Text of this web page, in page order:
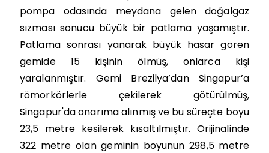
pompa odasında meydana gelen doğalgaz
sızması sonucu büyük bir patlama yaşamıştır.
Patlama sonrası yanarak büyük hasar gören
gemide 15 kişinin ölmüş, onlarca kişi
yaralanmıştır. Gemi Brezilya’dan Singapur’a
römorkörlerle çekilerek götürülmüş,
Singapur'da onarıma alınmış ve bu süreçte boyu
23,5 metre kesilerek kısaltılmıştır. Orijinalinde
322 metre olan geminin boyunun 298,5 metre